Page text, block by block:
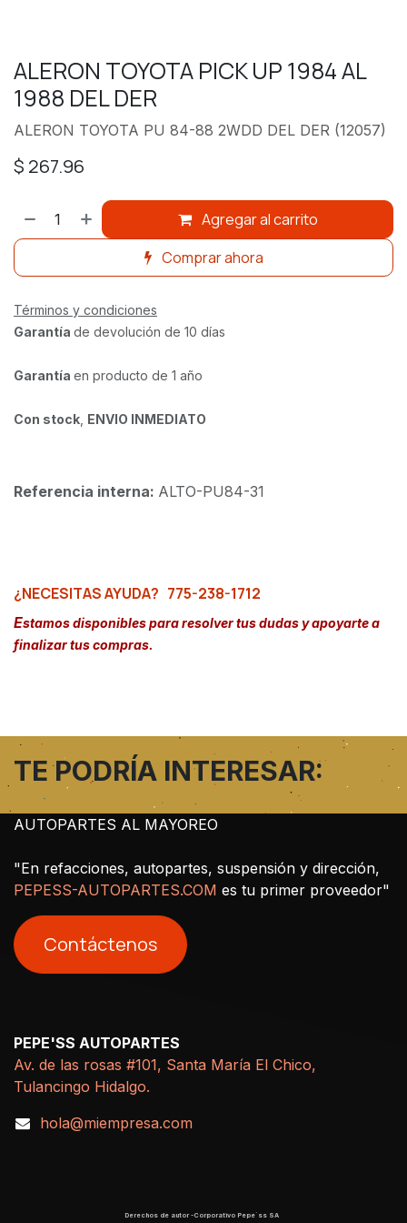
ALERON TOYOTA PICK UP 1984 AL
1988 DEL DER
ALERON TOYOTA PU 84-88 2WDD DEL DER (12057)
$ 267.96
Agregar al carrito
Comprar ahora
Términos y condiciones
Garantía de devolución de 10 días
Garantía en producto de 1 año
Con stock ENVIO INMEDIATO
Referencia interna: ALTO-PU84-31
¿NECESITAS AYUDA? 775-238-1712
Estamos disponibles para resolver tus dudas y apoyarte a
finalizar tus compras.
TE PODRÍA INTERESAR:
AUTOPARTES AL MAYOREO
"En refacciones, autopartes, suspensión y dirección,
PEPESS-AUTOPARTES.COM es tu primer proveedor"
Contáctenos
PEPE'SS AUTOPARTES
Av. de las rosas #101, Santa María El Chico,
Tulancingo Hidalgo.
hola@miempresa.com
Derechos de autor -Corporativo Pepe´ss SA